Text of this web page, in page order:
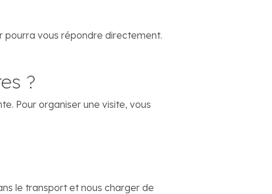
pourra vous répondre directement.
?
Pour organiser une visite, vous
le transport et nous charger de